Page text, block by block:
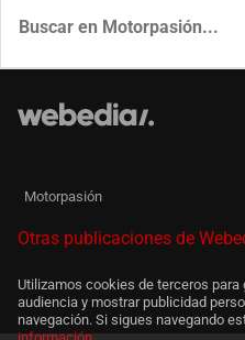
Motorpasión
Otras publicaciones de
Utilizamos cookies de terceros
audiencia y mostrar publicidad
navegación. Si sigues navegando